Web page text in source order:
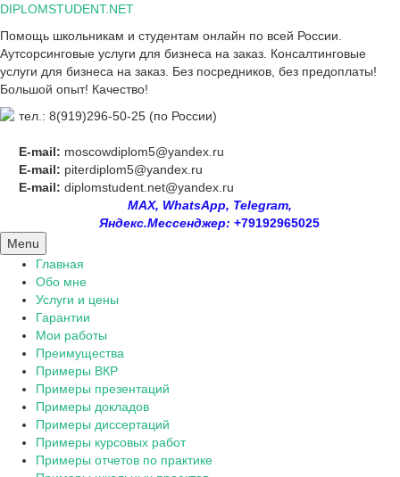
Skip
content
DIPLOMSTUDENT.NET
Помощь школьникам и студентам онлайн по всей России.
Аутсорсинговые услуги для бизнеса на заказ. Консалтинговые
услуги для бизнеса на заказ. Без посредников, без предоплаты!
Большой опыт! Качество!
тел.: 8(919)296-50-25 (по России)
E-mail: moscowdiplom5@yandex.ru
E-mail: piterdiplom5@yandex.ru
E-mail: diplomstudent.net@yandex.ru
MAX, WhatsApp, Telegram,
Яндекс.Мессенджер: +79192965025
Menu
Главная
Обо мне
Услуги и цены
Гарантии
Мои работы
Преимущества
Примеры ВКР
Примеры презентаций
Примеры докладов
Примеры диссертаций
Примеры курсовых работ
Примеры отчетов по практике